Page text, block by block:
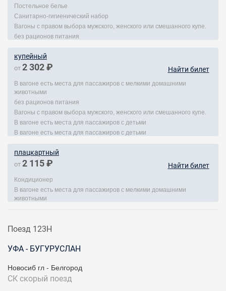
Постельное белье
Санитарно-гигиенический набор
Вагоны с правом выбора мужского, женского или смешанного купе.
без рационов питания
купейный
от 2 302 ₽ Найти билет
В вагоне есть места для пассажиров с мелкими домашними
животными
без рационов питания
Вагоны с правом выбора мужского, женского или смешанного купе.
В вагоне есть места для пассажиров с детьми
В вагоне есть места для пассажиров с детьми
плацкартный
от 2 115 ₽ Найти билет
Кондиционер
В вагоне есть места для пассажиров с мелкими домашними
животными
Поезд 123Н
УФА - БУГУРУСЛАН
Новосиб гл - Белгород
СК скорый поезд